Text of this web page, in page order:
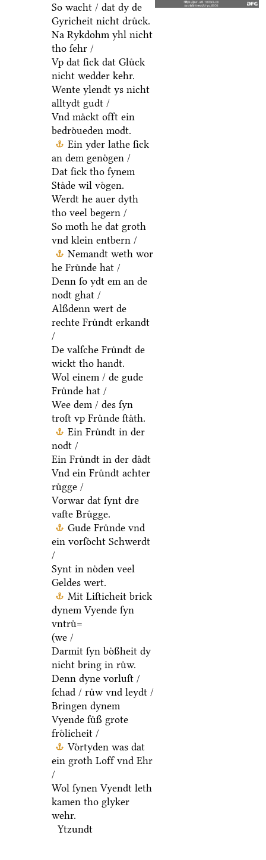
So wacht / dat dy de
Gyricheit nicht druͤck.
Na Rykdohm yhl nicht
tho ſehr /
Vp dat ſick dat Gluͤck
nicht wedder kehr.
Wente ylendt ys nicht
alltydt gudt /
Vnd maͤckt offt ein
bedroͤueden modt.
Ein yder lathe ſick
an dem genoͤgen /
Dat ſick tho ſynem
Staͤde wil voͤgen.
Werdt he auer dyth
tho veel begern /
So moth he dat groth
vnd klein entbern /
Nemandt weth wor
he Fruͤnde hat /
Denn ſo ydt em an de
nodt ghat /
Alßdenn wert de
rechte Fruͤndt erkandt
/
De valſche Fruͤndt de
wickt tho handt.
Wol einem / de gude
Fruͤnde hat /
Wee dem / des ſyn
troſt vp Fruͤnde ſtaͤth.
Ein Fruͤndt in der
nodt /
Ein Fruͤndt in der daͤdt
Vnd ein Fruͤndt achter
ruͤgge /
Vorwar dat ſynt dre
vaſte Bruͤgge.
Gude Fruͤnde vnd
ein vorſoͤcht Schwerdt
/
Synt in noͤden veel
Geldes wert.
Mit Liſticheit brick
dynem Vyende ſyn
vntruͤ=
(we /
Darmit ſyn boͤßheit dy
nicht bring in ruͤw.
Denn dyne vorluſt /
ſchad / ruͤw vnd leydt /
Bringen dynem
Vyende ſuͤß grote
froͤlicheit /
Voͤrtyden was dat
ein groth Loff vnd Ehr
/
Wol ſynen Vyendt leth
kamen tho glyker
wehr.
Ytzundt